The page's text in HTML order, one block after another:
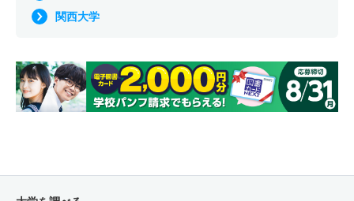
関西大学